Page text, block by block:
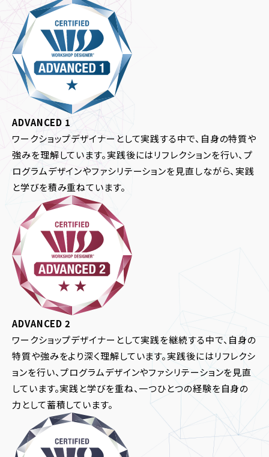
ADVANCED 1
ワークショップデザイナーとして実践する中で、自身の特質や
強みを理解しています。実践後にはリフレクションを行い、プ
ログラムデザインやファシリテーションを見直しながら、実践
と学びを積み重ねています。
ADVANCED 2
ワークショップデザイナーとして実践を継続する中で、自身の
特質や強みをより深く理解しています。実践後にはリフレクシ
ョンを行い、プログラムデザインやファシリテーションを見直
しています。実践と学びを重ね、一つひとつの経験を自身の
力として蓄積しています。